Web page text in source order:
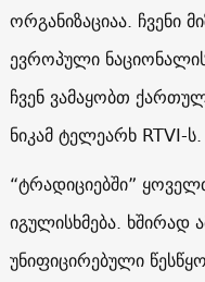
ორგანიზაციაა. ჩვენი
ევროპული
ჩვენ ვამაყობთ
ნიკამ ტელეარხ RTVI-ს.
“ტრადიციებში”
იგულისხმება. ხშირად
უნიფიცირებული